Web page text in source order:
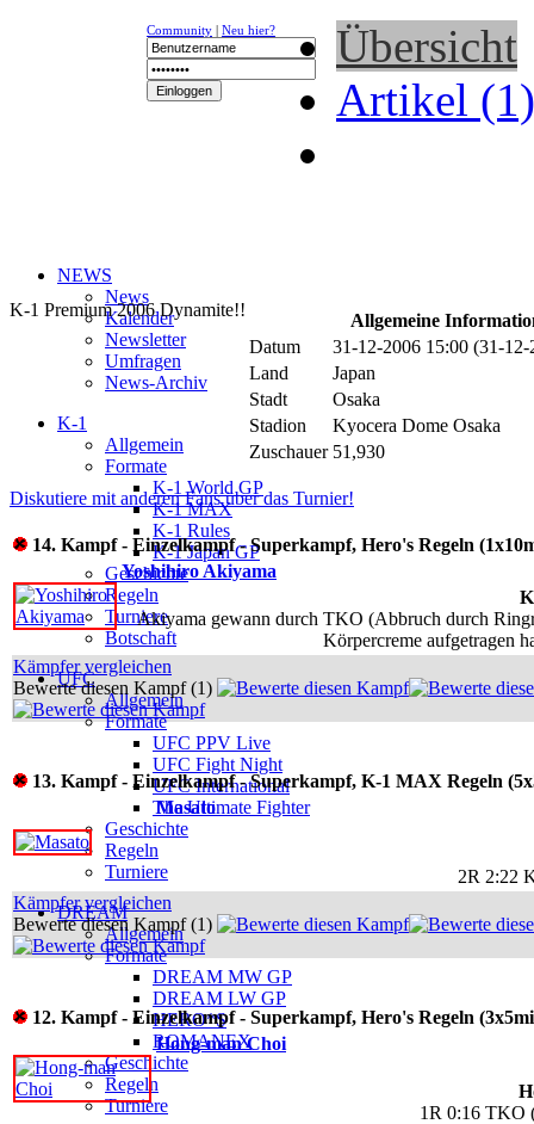
Community | Neu hier?
NEWS
News
Kalender
Newsletter
Umfragen
News-Archiv
K-1
Allgemein
Formate
K-1 World GP
K-1 MAX
K-1 Rules
K-1 Japan GP
Geschichte
Regeln
Turniere
Botschaft
UFC
Allgemein
Formate
UFC PPV Live
UFC Fight Night
UFC International
The Ultimate Fighter
Geschichte
Regeln
Turniere
DREAM
Allgemein
Formate
DREAM MW GP
DREAM LW GP
HERO*S
ROMANEX
Geschichte
Regeln
Turniere
Übersicht
Artikel (1)
K-1 Premium 2006 Dynamite!!
Allgemeine
Datum
31-12-2006 15:00 (31-
Land
Japan
Stadt
Osaka
Stadion
Kyocera Dome Osaka
Zuschauer 51,930
Diskutiere mit anderen Fans über das Turnier!
14. Kampf - Einzelkampf - Superkampf, Hero's Regeln
Yoshihiro Akiyama
Akiyama gewann durch TKO (Abbruch durch
Körpercreme aufgetragen
Kämpfer vergleichen
Bewerte diesen Kampf (1)
13. Kampf - Einzelkampf - Superkampf, K-1 MAX Regeln
Masato
2R 2:22
Kämpfer vergleichen
Bewerte diesen Kampf (1)
12. Kampf - Einzelkampf - Superkampf, Hero's Regeln
Hong-man Choi
1R 0:16 TKO